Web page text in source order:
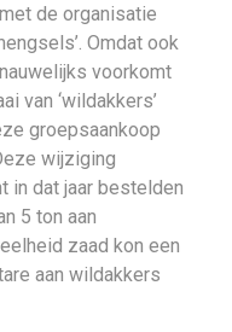
de organisatie
Omdat ook
voorkomt
van ‘wildakkers’
groepsaankoop
wijziging
in dat jaar bestelden
5 ton aan
zaad kon een
aan wildakkers